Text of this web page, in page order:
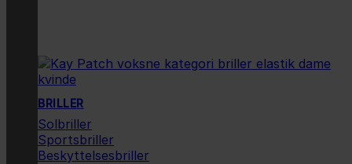
BRILLER
Solbriller
Sportsbriller
Beskyttelsesbriller